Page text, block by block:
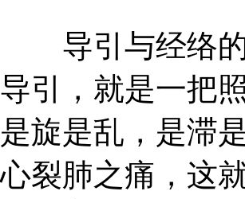
导引与经络的
导引，就是一把
是旋是乱，是滞
心裂肺之痛，这